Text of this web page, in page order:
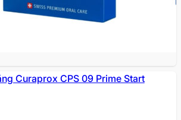
Curaprox CPS 09 Prime Start